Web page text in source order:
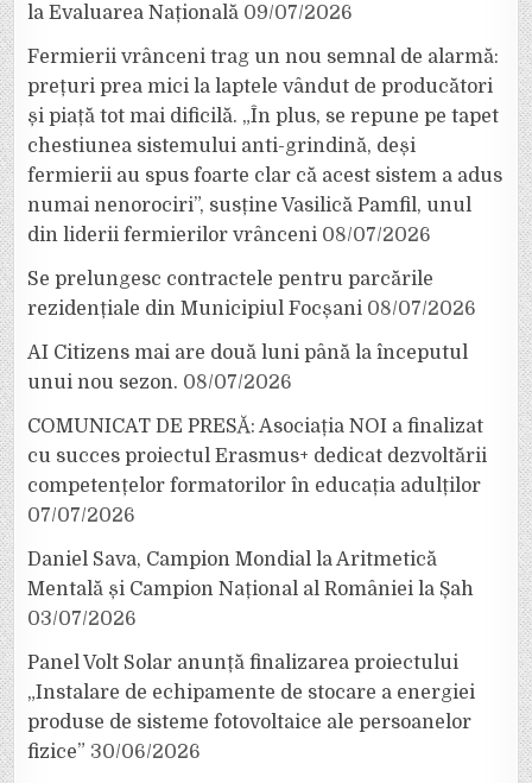
la Evaluarea Națională 09/07/2026
Fermierii vrânceni trag un nou semnal de alarmă:
prețuri prea mici la laptele vândut de producători
și piață tot mai dificilă. „În plus, se repune pe tapet
chestiunea sistemului anti-grindină, deși
fermierii au spus foarte clar că acest sistem a adus
numai nenorociri”, susține Vasilică Pamfil, unul
din liderii fermierilor vrânceni 08/07/2026
Se prelungesc contractele pentru parcările
rezidențiale din Municipiul Focșani 08/07/2026
AI Citizens mai are două luni până la începutul
unui nou sezon. 08/07/2026
COMUNICAT DE PRESĂ: Asociația NOI a finalizat
cu succes proiectul Erasmus+ dedicat dezvoltării
competențelor formatorilor în educația adulților
07/07/2026
Daniel Sava, Campion Mondial la Aritmetică
Mentală și Campion Național al României la Șah
03/07/2026
Panel Volt Solar anunță finalizarea proiectului
„Instalare de echipamente de stocare a energiei
produse de sisteme fotovoltaice ale persoanelor
fizice” 30/06/2026